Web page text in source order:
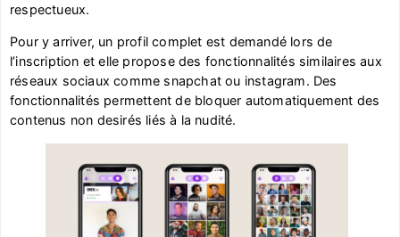
respectueux.
Pour y arriver, un profil complet est demandé lors de
l’inscription et elle propose des fonctionnalités similaires aux
réseaux sociaux comme snapchat ou instagram. Des
fonctionnalités permettent de bloquer automatiquement des
contenus non desirés liés à la nudité.